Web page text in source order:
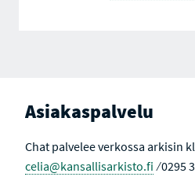
Asiakaspalvelu
Chat palvelee verkossa arkisin
celia@kansallisarkisto.fi ⁄ 0295